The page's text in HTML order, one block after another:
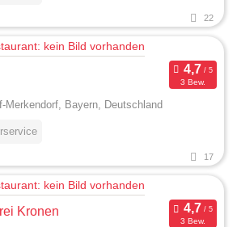
22
3 Bew.
Merkendorf, Bayern, Deutschland
17
Kronen
3 Bew.